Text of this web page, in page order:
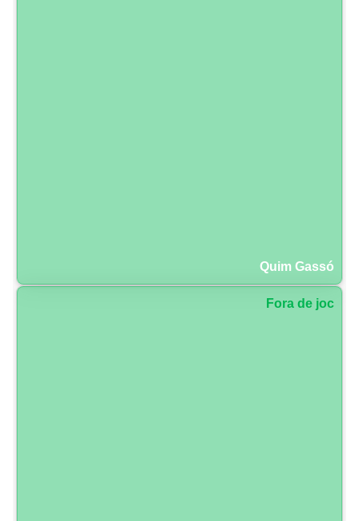
Quim Gassó
Fora de joc